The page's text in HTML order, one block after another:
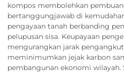
kompos membolehkan
bertanggungjawab di
pengayaan tanah berbanding
pelupusan sisa. Keupayaan
mengurangkan jarak
meminimumkan jejak karbon
pembangunan ekonomi wilayah.